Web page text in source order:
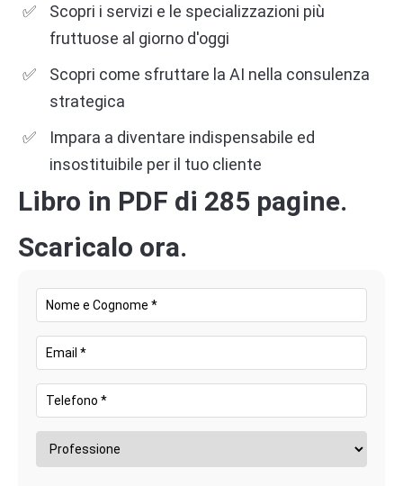
Scopri i servizi e le specializzazioni più
fruttuose al giorno d'oggi
Scopri come sfruttare la AI nella consulenza
strategica
Impara a diventare indispensabile ed
insostituibile per il tuo cliente
Libro in PDF di 285 pagine.
Scaricalo ora.